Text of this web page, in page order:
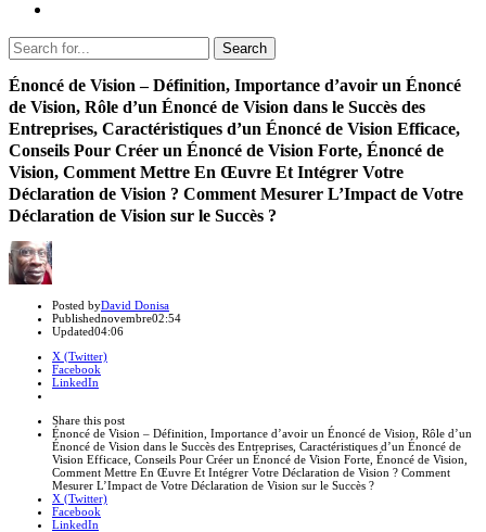
Search
Search
for:
Énoncé de Vision – Définition, Importance d’avoir un Énoncé
de Vision, Rôle d’un Énoncé de Vision dans le Succès des
Entreprises, Caractéristiques d’un Énoncé de Vision Efficace,
Conseils Pour Créer un Énoncé de Vision Forte, Énoncé de
Vision, Comment Mettre En Œuvre Et Intégrer Votre
Déclaration de Vision ? Comment Mesurer L’Impact de Votre
Déclaration de Vision sur le Succès ?
Author
Posted byDavid Donisa
Publishednovembre02:54
Updated04:06
X (Twitter)
Facebook
LinkedIn
post
Share this postClose
sharing
box
Énoncé de Vision – Définition, Importance d’avoir un Énoncé de Vision, Rôle d’un
Énoncé de Vision dans le Succès des Entreprises, Caractéristiques d’un Énoncé de
Vision Efficace, Conseils Pour Créer un Énoncé de Vision Forte, Énoncé de Vision,
Comment Mettre En Œuvre Et Intégrer Votre Déclaration de Vision ? Comment
Mesurer L’Impact de Votre Déclaration de Vision sur le Succès ?
X (Twitter)
Facebook
LinkedIn